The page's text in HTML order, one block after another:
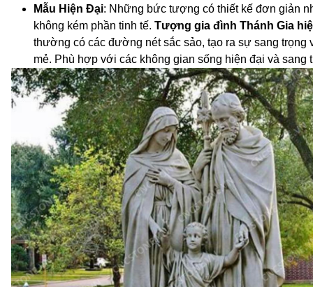
Mẫu Hiện Đại: Những bức tượng có thiết kế đơn giản
không kém phần tinh tế. Tượng gia đình Thánh Gia
thường có các đường nét sắc sảo, tạo ra sự sang trọng
mẻ. Phù hợp với các không gian sống hiện đại và sang